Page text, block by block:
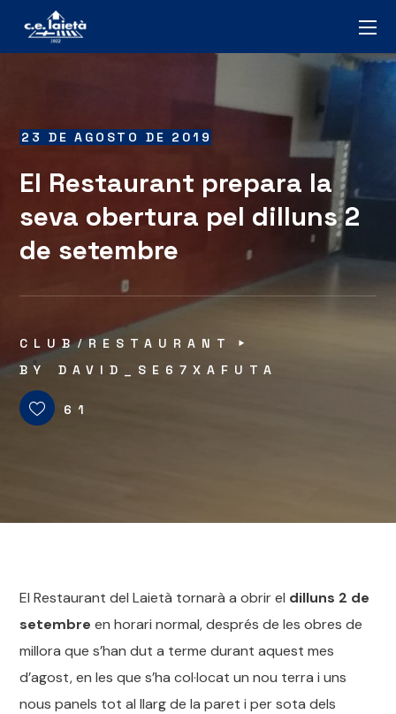
23 DE AGOSTO DE 2019
El Restaurant prepara la
seva obertura pel dilluns 2
de setembre
CLUB
RESTAURANT
BY DAVID_SE67XAFUTA
61
El Restaurant del Laietà tornarà a obrir el dilluns 2 de
setembreen horari normal, després de les obres de
millora que s’han dut a terme durant aquest mes
d’agost, en les que s’ha col·locat un nou terra i uns
nous panels tot al llarg de la paret i per sota dels